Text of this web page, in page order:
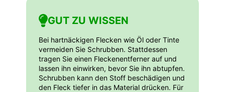
GUT ZU WISSEN
Bei hartnäckigen Flecken wie Öl oder Tinte
vermeiden Sie Schrubben. Stattdessen
tragen Sie einen Fleckenentferner auf und
lassen ihn einwirken, bevor Sie ihn abtupfen.
Schrubben kann den Stoff beschädigen und
den Fleck tiefer in das Material drücken. Für